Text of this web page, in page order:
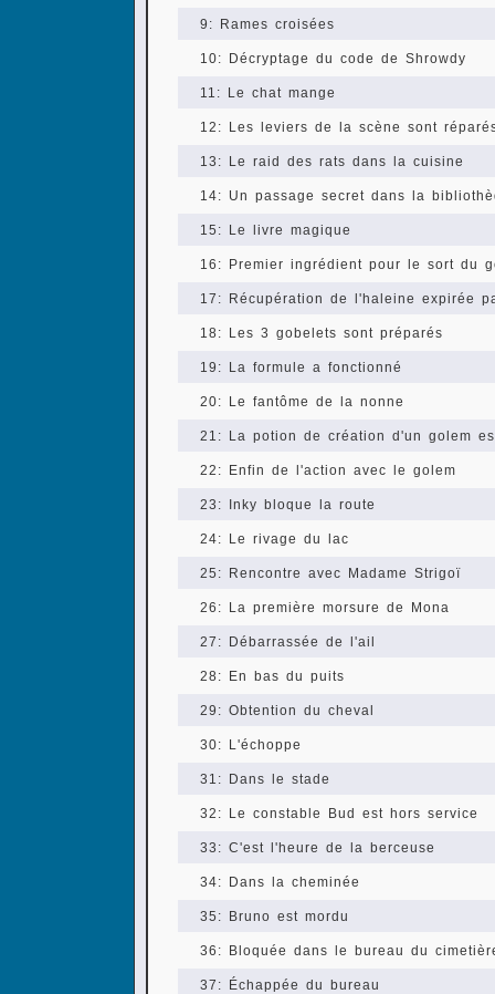
9: Rames croisées
10: Décryptage du code de Shrowdy
11: Le chat mange
12: Les leviers de la scène sont
13: Le raid des rats dans la cuisine
14: Un passage secret dans la
15: Le livre magique
16: Premier ingrédient pour le sort du
17: Récupération de l'haleine expirée
18: Les 3 gobelets sont préparés
19: La formule a fonctionné
20: Le fantôme de la nonne
21: La potion de création d'un golem
22: Enfin de l'action avec le golem
23: Inky bloque la route
24: Le rivage du lac
25: Rencontre avec Madame Strigoï
26: La première morsure de Mona
27: Débarrassée de l'ail
28: En bas du puits
29: Obtention du cheval
30: L'échoppe
31: Dans le stade
32: Le constable Bud est hors service
33: C'est l'heure de la berceuse
34: Dans la cheminée
35: Bruno est mordu
36: Bloquée dans le bureau du
37: Échappée du bureau